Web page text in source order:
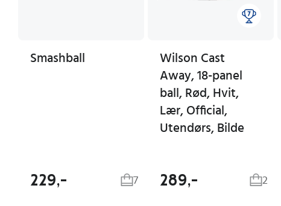
Smashball
229,- 7
Wilson Cast
Away, 18-panel
ball, Rød, Hvit,
Lær, Official,
Utendørs, Bilde
289,- 2